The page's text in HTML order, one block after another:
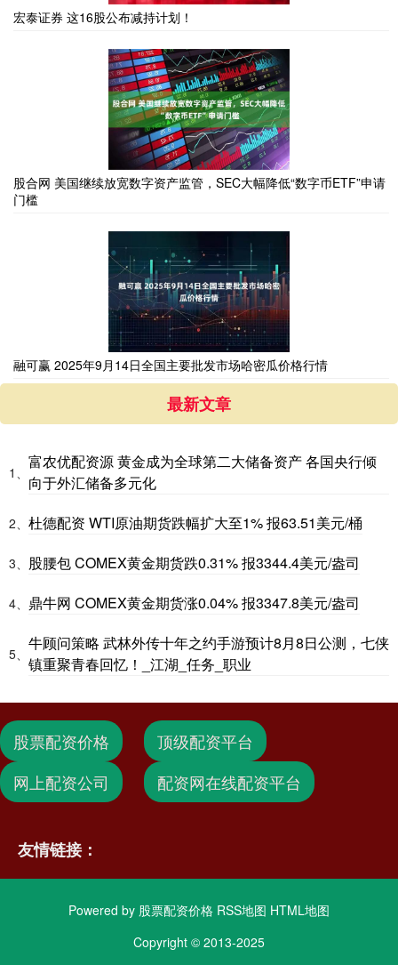
宏泰证券 这16股公布减持计划！
股合网 美国继续放宽数字资产监管，SEC大幅降低“数字币ETF”申请
门槛
融可赢 2025年9月14日全国主要批发市场哈密瓜价格行情
最新文章
1、
富农优配资源 黄金成为全球第二大储备资产 各国央行倾
向于外汇储备多元化
2、 杜德配资 WTI原油期货跌幅扩大至1% 报63.51美元/桶
3、 股腰包 COMEX黄金期货跌0.31% 报3344.4美元/盎司
4、 鼎牛网 COMEX黄金期货涨0.04% 报3347.8美元/盎司
5、
牛顾问策略 武林外传十年之约手游预计8月8日公测，七侠
镇重聚青春回忆！_江湖_任务_职业
股票配资价格
顶级配资平台
网上配资公司
配资网在线配资平台
友情链接：
Powered by 股票配资价格 RSS地图 HTML地图
Copyright © 2013-2025